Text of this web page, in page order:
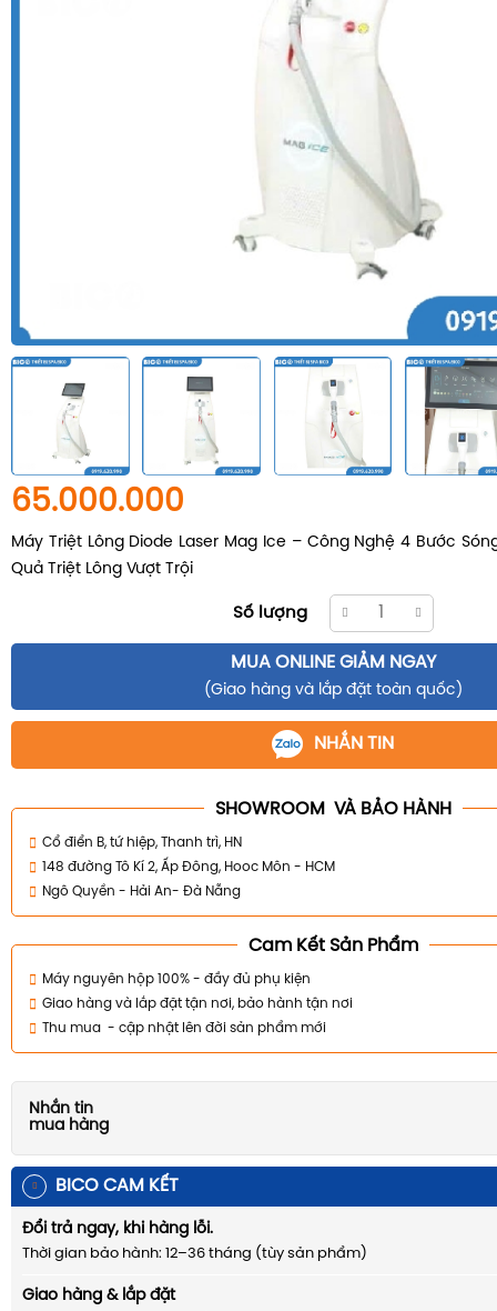
65.000.000
Máy Triệt Lông Diode Laser Mag Ice – Công Nghệ 4 Bước
Quả Triệt Lông Vượt Trội
Số lượng
MUA ONLINE GIẢM NGAY
(Giao hàng và lắp đặt toàn quốc)
NHẮN TIN
SHOWROOM VÀ BẢO HÀNH
Cổ điển B, tứ hiệp, Thanh trì, HN
148 đường Tô Kí 2, Ấp Đông, Hooc Môn - HCM
Ngô Quyền - Hải An- Đà Nẵng
Cam Kết Sản Phẩm
Máy nguyên hộp 100% - đầy đủ phụ kiện
Giao hàng và lắp đặt tận nơi, bảo hành tận nơi
Thu mua - cập nhật lên đời sản phẩm mới
Nhắn tin
mua hàng
BICO CAM KẾT
Đổi trả ngay, khi hàng lỗi.
Thời gian bảo hành: 12–36 tháng (tùy sản phẩm)
Giao hàng & lắp đặt